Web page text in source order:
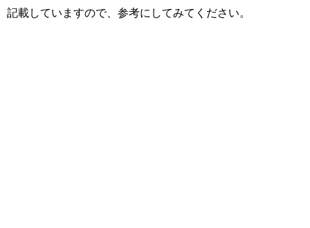
記載していますので、参考にしてみてください。